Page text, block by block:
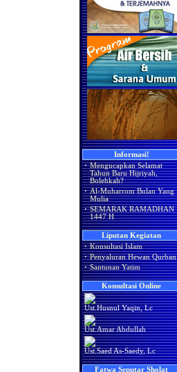
Informasi!
· Mengucapkan Selamat
Tahun Baru Hijriyah,
Bolehkah?
· Al-Muharrom Bulan Yang
Mulia
· SEMARAK RAMADHAN
1447 H
Liputan Kegiatan
· Konsultasi Islam
· Penyaluran Hewan Qurban
· Santunan Yatim
Konsultasi Online
Ust.Husnul Yaqin, Lc
Ust.Amar Abdullah
Ust.Saed As-Saedy, Lc
Fatwa Seputar Sholat